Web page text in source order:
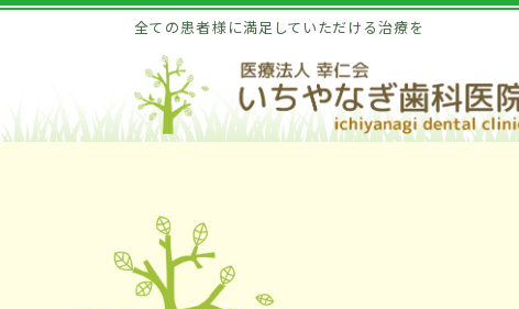
全ての患者様に満足していただける治療を